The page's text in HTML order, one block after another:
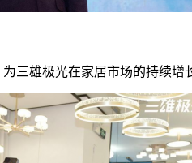
雄极光在家居市场的持续增